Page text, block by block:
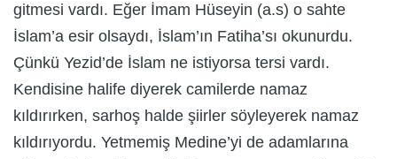
gitmesi vardı. Eğer İmam Hüseyin (a.s) o sahte
İslam’a esir olsaydı, İslam’ın Fatiha’sı okunurdu.
Çünkü Yezid’de İslam ne istiyorsa tersi vardı.
Kendisine halife diyerek camilerde namaz
kıldırırken, sarhoş halde şiirler söyleyerek namaz
kıldırıyordu. Yetmemiş Medine’yi de adamlarına